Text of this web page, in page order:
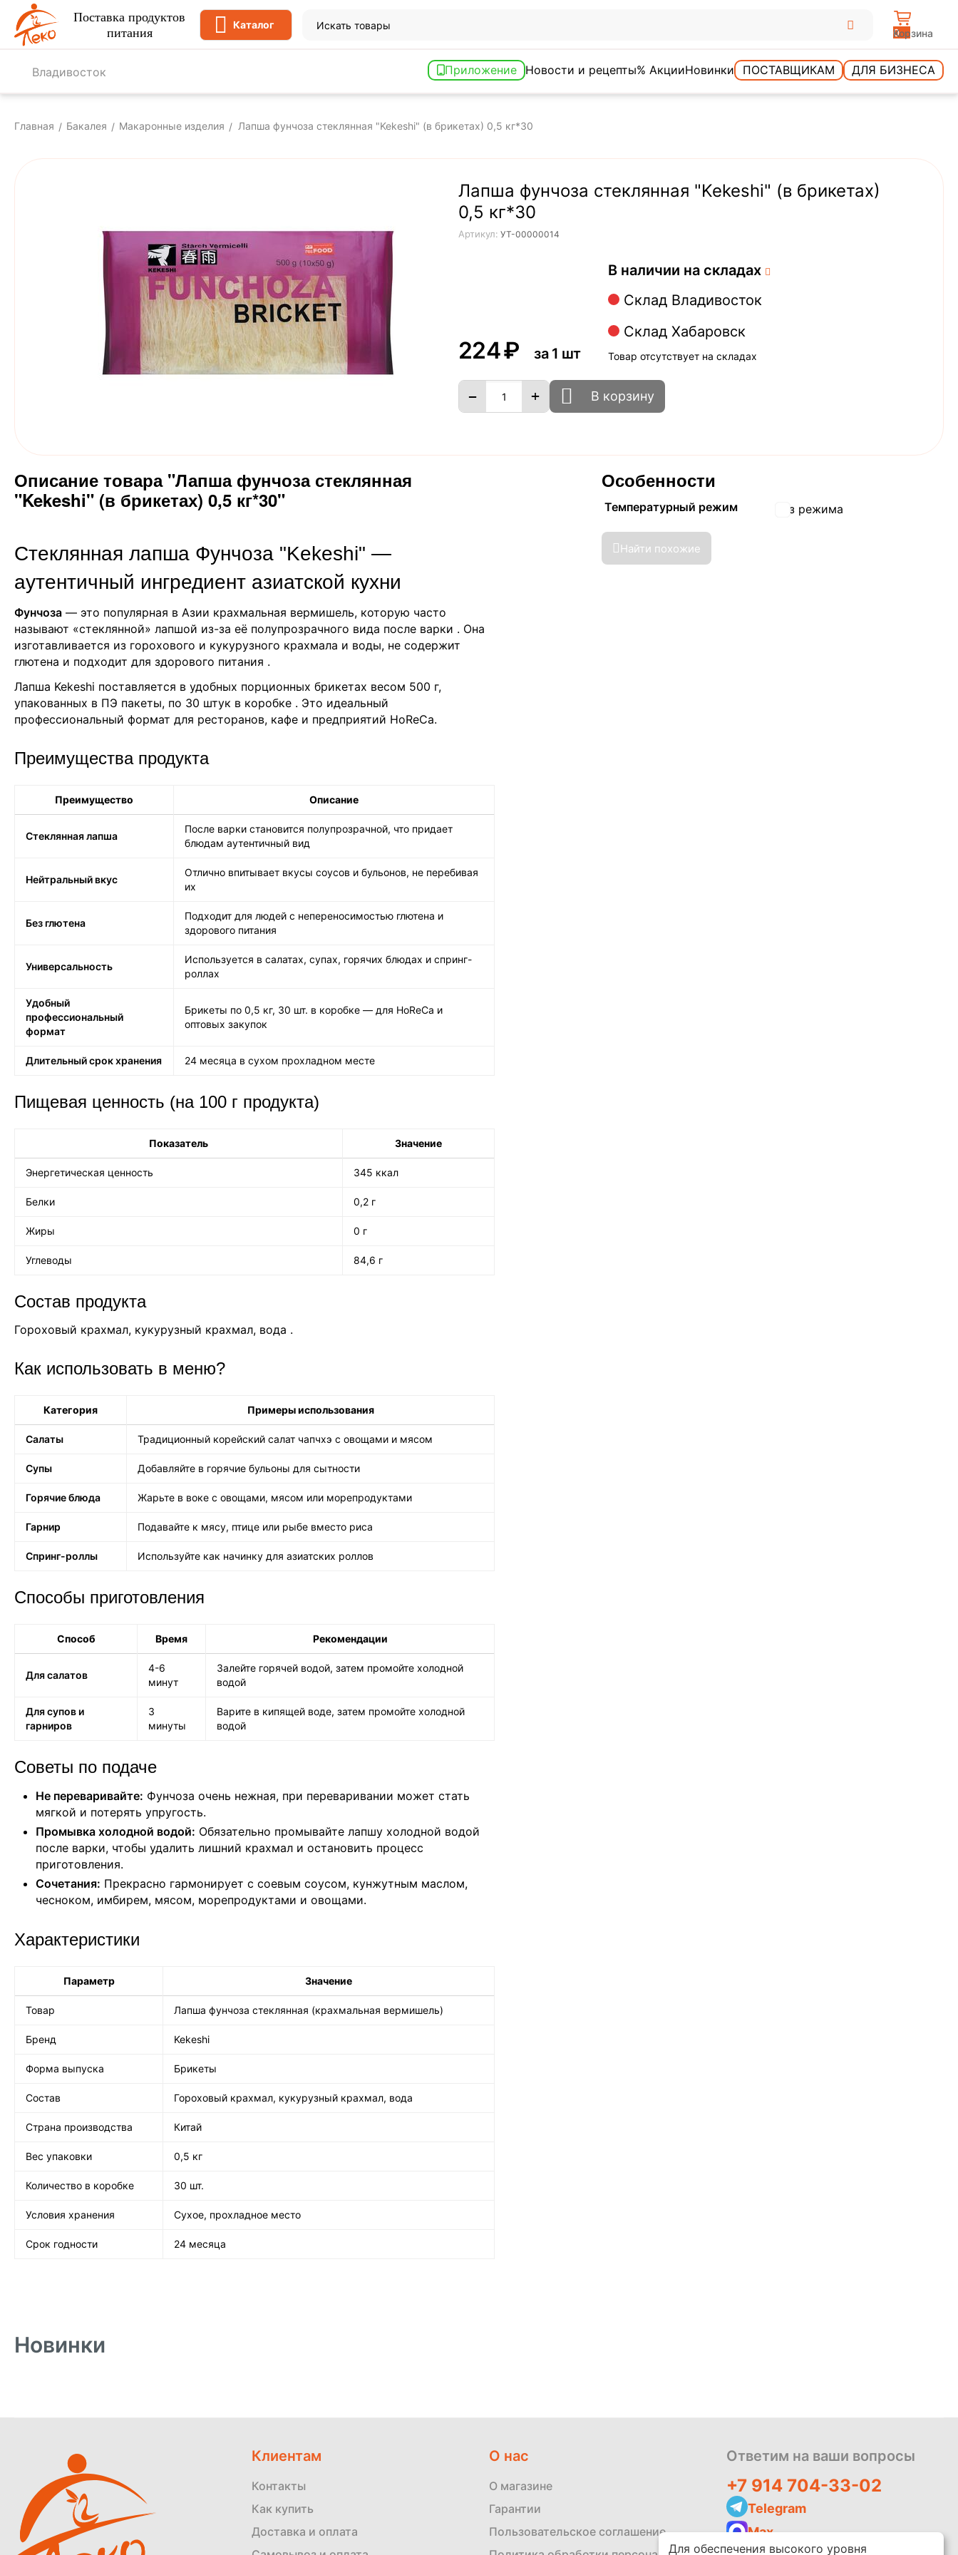
Поставка продуктов
питания
Каталог
0
Корзина
Владивосток Приложение Новости и рецепты% АкцииНовинки ПОСТАВЩИКАМ ДЛЯ БИЗНЕСА
Главная / Бакалея / Макаронные изделия / Лапша фунчоза стеклянная "Kekeshi" (в брикетах) 0,5 кг*30
Лапша фунчоза стеклянная "Kekeshi" (в брикетах)
0,5 кг*30
Артикул: УТ-00000014
‍224‍₽ за 1 шт
В наличии на складах
Склад Владивосток
Склад Хабаровск
Товар отсутствует на складах
+
− В корзину
Описание товара "Лапша фунчоза стеклянная
"Kekeshi" (в брикетах) 0,5 кг*30"
Стеклянная лапша Фунчоза "Kekeshi" —
аутентичный ингредиент азиатской кухни
Фунчоза — это популярная в Азии крахмальная вермишель, которую часто
называют «стеклянной» лапшой из-за её полупрозрачного вида после варки . Она
изготавливается из горохового и кукурузного крахмала и воды, не содержит
глютена и подходит для здорового питания .
Лапша Kekeshi поставляется в удобных порционных брикетах весом 500 г,
упакованных в ПЭ пакеты, по 30 штук в коробке . Это идеальный
профессиональный формат для ресторанов, кафе и предприятий HoReCa.
Преимущества продукта
Преимущество Описание
Стеклянная лапша
После варки становится полупрозрачной, что придает
блюдам аутентичный вид
Нейтральный вкус
Отлично впитывает вкусы соусов и бульонов, не перебивая
их
Без глютена
Подходит для людей с непереносимостью глютена и
здорового питания
Универсальность
Используется в салатах, супах, горячих блюдах и спринг-
роллах
Удобный
профессиональный
формат
Брикеты по 0,5 кг, 30 шт. в коробке — для HoReCa и
оптовых закупок
Длительный срок хранения 24 месяца в сухом прохладном месте
Пищевая ценность (на 100 г продукта)
Показатель Значение
Энергетическая ценность 345 ккал
Белки 0,2 г
Жиры 0 г
Углеводы 84,6 г
Состав продукта
Гороховый крахмал, кукурузный крахмал, вода .
Как использовать в меню?
Категория Примеры использования
Салаты Традиционный корейский салат чапчхэ с овощами и мясом
Супы Добавляйте в горячие бульоны для сытности
Горячие блюда Жарьте в воке с овощами, мясом или морепродуктами
Гарнир Подавайте к мясу, птице или рыбе вместо риса
Спринг-роллы Используйте как начинку для азиатских роллов
Способы приготовления
Способ Время Рекомендации
Для салатов
4-6
минут
Залейте горячей водой, затем промойте холодной
водой
Для супов и
гарниров
3
минуты
Варите в кипящей воде, затем промойте холодной
водой
Советы по подаче
Не переваривайте: Фунчоза очень нежная, при переваривании может стать
мягкой и потерять упругость.
Промывка холодной водой: Обязательно промывайте лапшу холодной водой
после варки, чтобы удалить лишний крахмал и остановить процесс
приготовления.
Сочетания: Прекрасно гармонирует с соевым соусом, кунжутным маслом,
чесноком, имбирем, мясом, морепродуктами и овощами.
Характеристики
Параметр Значение
Товар Лапша фунчоза стеклянная (крахмальная вермишель)
Бренд Kekeshi
Форма выпуска Брикеты
Состав Гороховый крахмал, кукурузный крахмал, вода
Страна производства Китай
Вес упаковки 0,5 кг
Количество в коробке 30 шт.
Условия хранения Сухое, прохладное место
Срок годности 24 месяца
Особенности
Температурный режим Без режима
Найти похожие
Новинки
Клиентам
Контакты
Как купить
Доставка и оплата
О нас
О магазине
Гарантии
Пользовательское соглашение
Ответим на ваши вопросы
+7 914 704-33-02
Telegram
Max
Для обеспечения высокого уровня